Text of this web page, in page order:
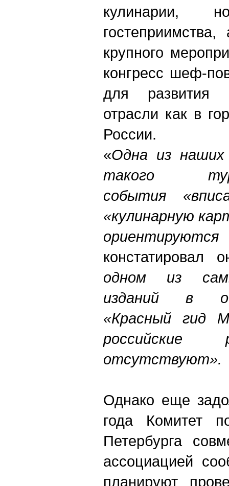
кулинарии,
крупного
конгресс шеф-
для развития
отрасли как в
России.
«Одна из
такого
события
«кулинарную
одном из
изданий в
«Красный гид
российские
отсутствуют».
Однако еще
года Комитет
Петербурга
ассоциацией
планируют